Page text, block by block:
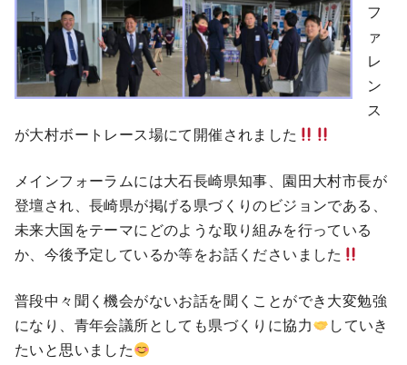
フ
ァ
レ
ン
ス
が大村ボートレース場にて開催されました
メインフォーラムには大石長崎県知事、園田大村市長が
登壇され、長崎県が掲げる県づくりのビジョンである、
未来大国をテーマにどのような取り組みを行っている
か、今後予定しているか等をお話くださいました
普段中々聞く機会がないお話を聞くことができ大変勉強
になり、青年会議所としても県づくりに協力
していき
たいと思いました